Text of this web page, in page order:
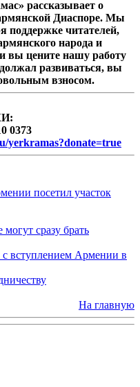
рассказывает о
Диаспоре. Мы
поддержке читателей,
народа и
вы цените нашу работу
развиваться, вы
взносом.
0373
yerkramas?donate=true
посетил участок
сразу брать
с вступлением Армении в
На главную